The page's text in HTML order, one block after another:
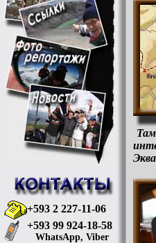
+593 2 227-11-06
+593 99 924-18-58
WhatsApp, Viber